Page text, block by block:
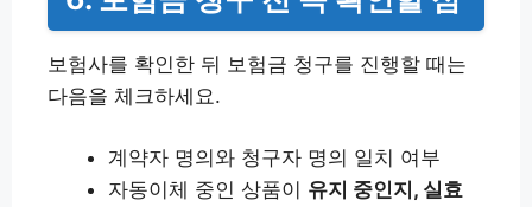
보험사를 확인한 뒤 보험금 청구를 진행할 때는
다음을 체크하세요.
계약자 명의와 청구자 명의 일치 여부
자동이체 중인 상품이 유지 중인지, 실효